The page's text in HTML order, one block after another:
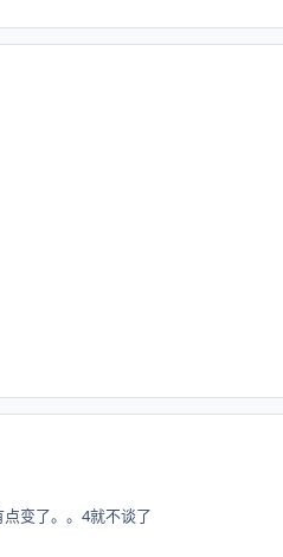
变了。。4就不谈了